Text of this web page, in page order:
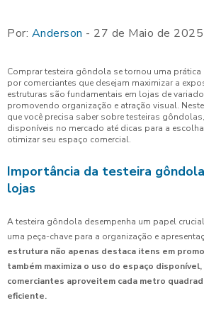
Por: Anderson - 27 de Maio de 2025
Comprar testeira gôndola se tornou uma prática
por comerciantes que desejam maximizar a
estruturas são fundamentais em lojas de
promovendo organização e atração visual.
que você precisa saber sobre testeiras
disponíveis no mercado até dicas para a
otimizar seu espaço comercial.
Importância da testeira
lojas
A testeira gôndola desempenha um papel
uma peça-chave para a organização e
estrutura não apenas destaca itens em
também maximiza o uso do espaço
comerciantes aproveitem cada metro
eficiente.